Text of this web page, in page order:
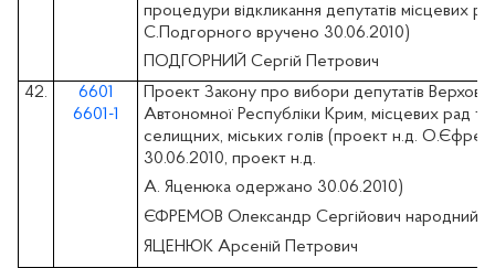
процедури відкликання депутатів місцевих
С.Подгорного вручено 30.06.2010)
ПОДГОРНИЙ Сергій Петрович
42.
6601
6601-1
Проект Закону про вибори депутатів
Автономної Республіки Крим, місцевих рад та
селищних, міських голів (проект н.д.
30.06.2010, проект н.д.
А. Яценюка одержано 30.06.2010)
ЄФРЕМОВ Олександр Сергійович народний
ЯЦЕНЮК Арсеній Петрович